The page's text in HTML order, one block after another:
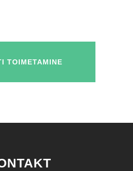
TOIMETAMINE